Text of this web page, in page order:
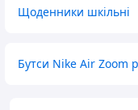
Щоденники шкільні
Бутси Nike Air Zoom